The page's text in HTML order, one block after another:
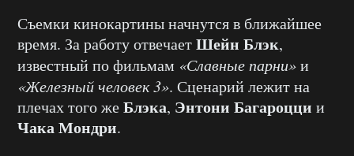
Съемки кинокартины начнутся в ближайшее
время. За работу отвечаетШейн Блэк,
известный по фильмам «Славные парни»и
«Железный человек 3». Сценарий лежит на
плечах того жеБлэка, Энтони Багароцци и
Чака Мондри.